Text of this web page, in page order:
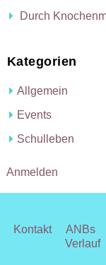
Durch
Kategorien
Allgemein
Events
Schulleben
Anmelden
Kontakt ANBs
Verlauf